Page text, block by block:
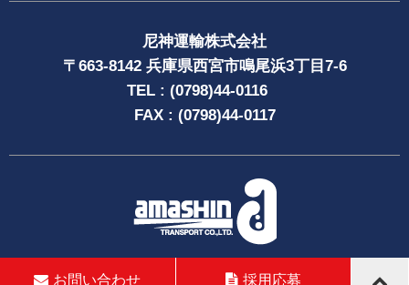
尼神運輸株式会社
〒663-8142 兵庫県西宮市鳴尾浜3丁目7-6
TEL : (0798)44-0116
FAX : (0798)44-0117
Copyright © 兵庫の尼神運輸株式会社 | amashin transport co.,ltd
お問い合わせ 採用応募